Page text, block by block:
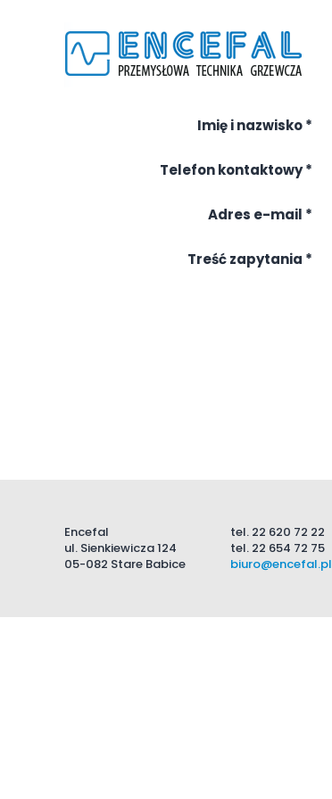
Imię i nazwisko*
Telefon kontaktowy*
Adres e-mail *
Treść zapytania *
Encefal
ul. Sienkiewicza 124
05-082 Stare Babice
tel. 22 620 72 22
tel. 22 654 72 75
biuro@encefal.pl